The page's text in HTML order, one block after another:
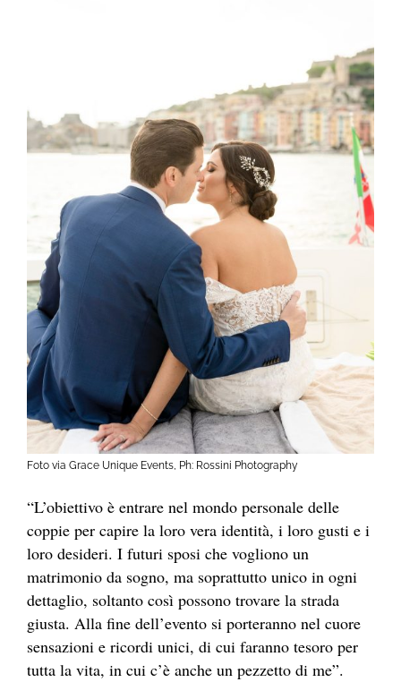
Foto via Grace Unique Events, Ph: Rossini Photography
“L’obiettivo è entrare nel mondo personale delle
coppie per capire la loro vera identità, i loro gusti e i
loro desideri. I futuri sposi che vogliono un
matrimonio da sogno, ma soprattutto unico in ogni
dettaglio, soltanto così possono trovare la strada
giusta. Alla fine dell’evento si porteranno nel cuore
sensazioni e ricordi unici, di cui faranno tesoro per
tutta la vita, in cui c’è anche un pezzetto di me”.